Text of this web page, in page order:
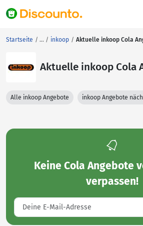
Startseite inkoop Aktuelle inkoop Cola
Aktuelle inkoop Cola
Alle inkoop Angebote inkoop Angebote
Keine Cola Angebote
verpassen!